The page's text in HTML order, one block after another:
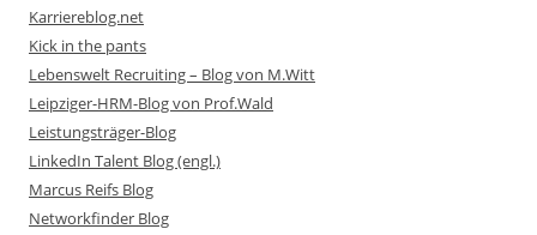
Karriereblog.net
Kick in the pants
Lebenswelt Recruiting – Blog von M.Witt
Leipziger-HRM-Blog von Prof.Wald
Leistungsträger-Blog
LinkedIn Talent Blog (engl.)
Marcus Reifs Blog
Networkfinder Blog